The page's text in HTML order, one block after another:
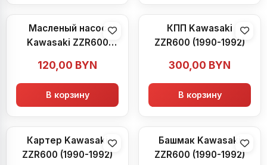
Масленый насос
Kawasaki ZZR600
120,00 BYN
В корзину
КПП Kawasaki
ZZR600 (1990-1992)
300,00 BYN
В корзину
Картер Kawasaki
ZZR600 (1990-1992)
Башмак Kawasaki
ZZR600 (1990-1992)